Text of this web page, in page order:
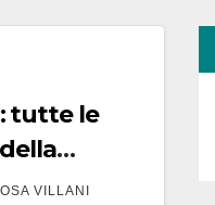
tutte le
VILLANI